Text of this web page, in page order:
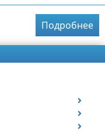
Подробнее